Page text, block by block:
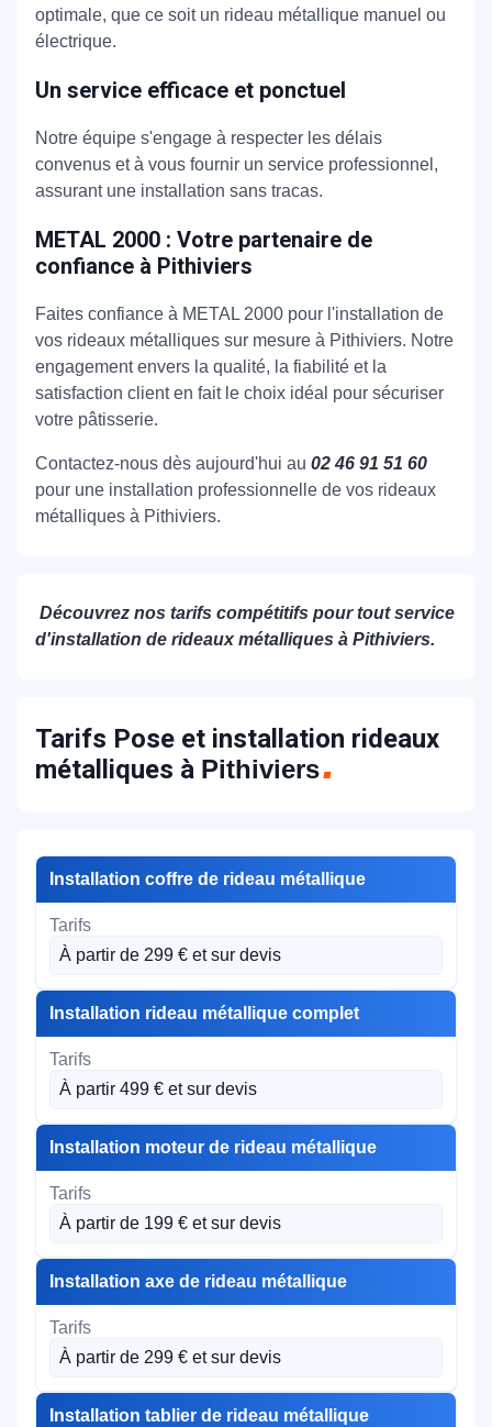
optimale, que ce soit un rideau métallique manuel ou
électrique.
Un service efficace et ponctuel
Notre équipe s'engage à respecter les délais
convenus et à vous fournir un service professionnel,
assurant une installation sans tracas.
METAL 2000 : Votre partenaire de
confiance à Pithiviers
Faites confiance à METAL 2000 pour l'installation de
vos rideaux métalliques sur mesure à Pithiviers. Notre
engagement envers la qualité, la fiabilité et la
satisfaction client en fait le choix idéal pour sécuriser
votre pâtisserie.
Contactez-nous dès aujourd'hui au 02 46 91 51 60
pour une installation professionnelle de vos rideaux
métalliques à Pithiviers.
Découvrez nos tarifs compétitifs pour tout service
d'installation de rideaux métalliques à Pithiviers.
Tarifs Pose et installation rideaux
métalliques à Pithiviers
Installation coffre de rideau métallique
À partir de 299 € et sur devis
Installation rideau métallique complet
À partir 499 € et sur devis
Installation moteur de rideau métallique
À partir de 199 € et sur devis
Installation axe de rideau métallique
À partir de 299 € et sur devis
Installation tablier de rideau métallique